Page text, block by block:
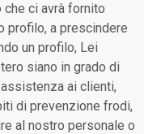
ci avrà fornito
profilo, a prescindere
un profilo, Lei
siano in grado di
ai clienti,
di prevenzione frodi,
al nostro personale o